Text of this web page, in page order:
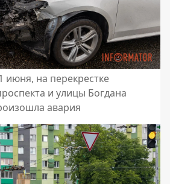
июня, на перекрестке
и улицы Богдана
авария